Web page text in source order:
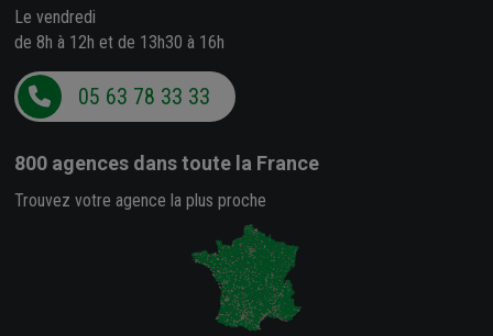
Le vendredi
de 8h à 12h et de 13h30 à 16h
05 63 78 33 33
800 agences dans toute la France
Trouvez votre agence la plus proche